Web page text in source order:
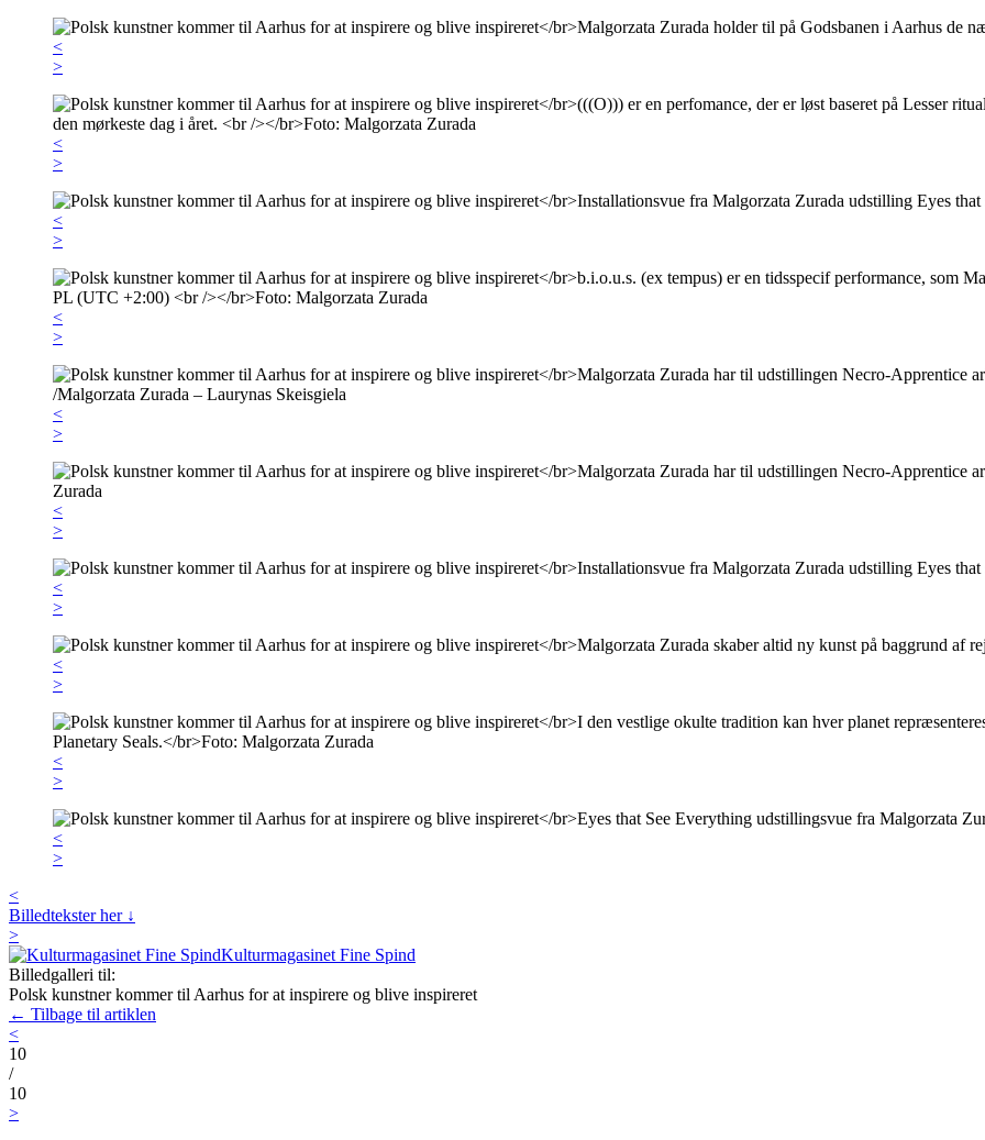
<
>
<
>
<
>
<
>
<
>
<
>
<
>
<
>
<
>
<
>
<
Billedtekster her ↓
>
Kulturmagasinet Fine Spind
Billedgalleri til:
Polsk kunstner kommer til Aarhus for at inspirere og blive inspireret
← Tilbage til artiklen
<
10
/
10
>